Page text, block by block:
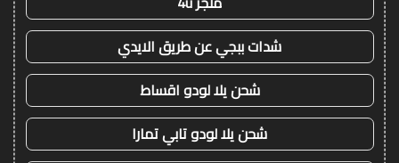
شدات ببجي عن طريق الايدي
شحن يلا لودو اقساط
شحن يلا لودو تابي تمارا